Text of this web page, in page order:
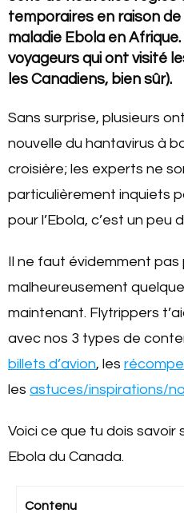
temporaires en raison de
maladie Ebola en
voyageurs qui ont visité
les Canadiens, bien sûr).
Sans surprise, plusieurs
nouvelle du hantavirus à
croisière; les experts ne
particulièrement inquiets
pour l’Ebola, c’est un peu
Il ne faut évidemment pas
malheureusement
maintenant. Flytrippers
avec nos 3 types de
billets d’avion, les
les astuces/inspirations/
Voici ce que tu dois savoir
Ebola du Canada.
Contenu